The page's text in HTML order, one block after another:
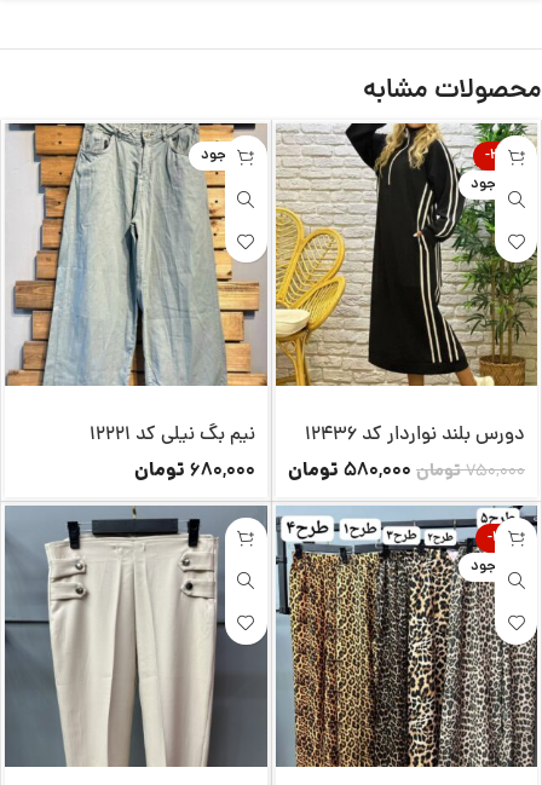
محصولات مشابه
-23%
ناموجود
دورس بلند نواردار کد 12436
750,000تومان 580,000 تومان
ناموجود
نیم بگ نیلی کد 12221
680,000 تومان
-26%
ناموجود